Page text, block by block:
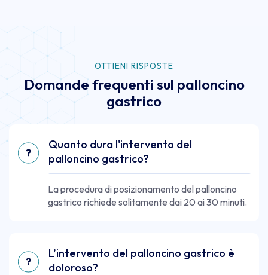
OTTIENI RISPOSTE
Domande frequenti sul palloncino
gastrico
Quanto dura l'intervento del
palloncino gastrico?
La procedura di posizionamento del palloncino
gastrico richiede solitamente dai 20 ai 30 minuti.
L’intervento del palloncino gastrico è
doloroso?